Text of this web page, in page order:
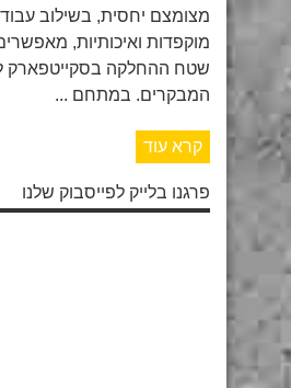
מצומצם יחסית, בשילוב
מוקפדות ואיכותיות,
שטח ההחלקה בסקייטפארק
המבקרים. במתחם ...
קרא עוד
פרגנו בלייק לפייסבוק שלנו